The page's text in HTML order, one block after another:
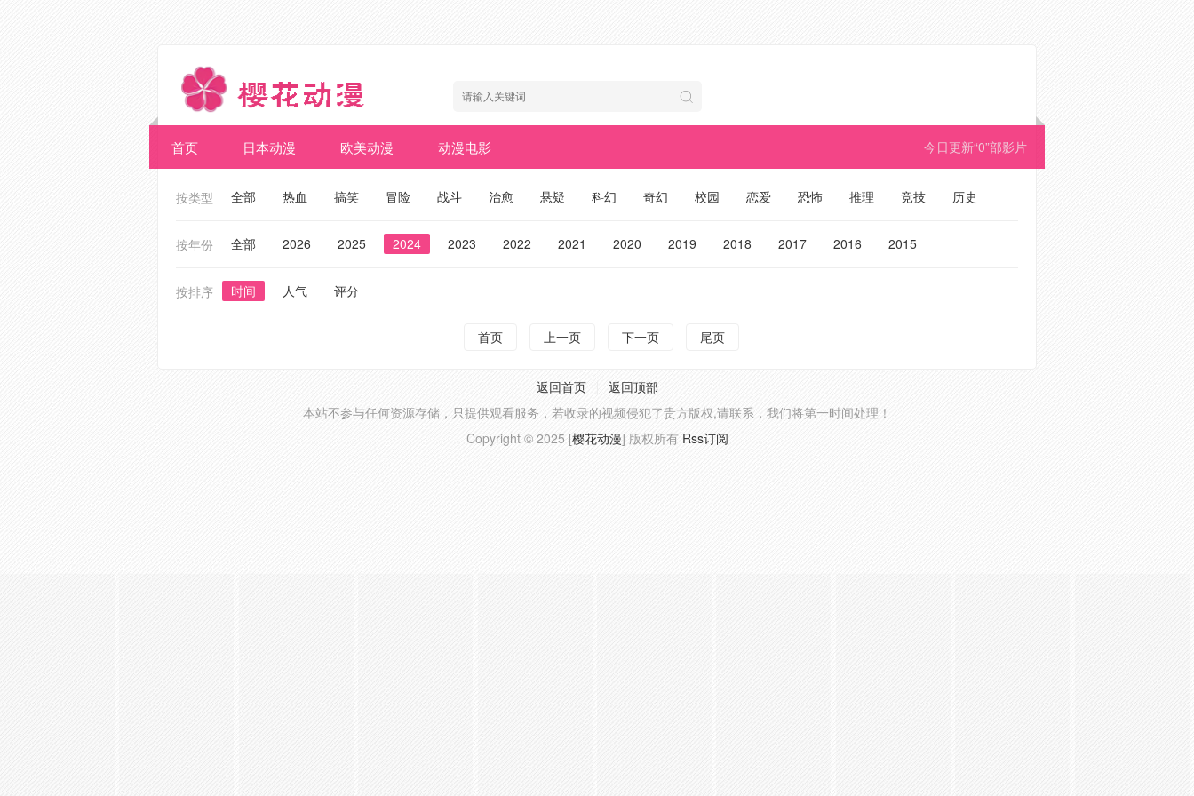
今日更新“0”部影片
首页 日本动漫 欧美动漫 动漫电影
按类型 全部 热血 搞笑 冒险 战斗 治愈 悬疑 科幻 奇幻 校园 恋爱 恐怖 推理 竞技 历史
按年份 全部 2026 2025 2024 2023 2022 2021 2020 2019 2018 2017 2016 2015
按排序 时间 人气 评分
首页 上一页 下一页 尾页
返回首页
返回顶部
本站不参与任何资源存储，只提供观看服务，若收录的视频侵犯了贵方版权,请联系，我们将第一时间处理！
Copyright © 2025 [樱花动漫] 版权所有 Rss订阅